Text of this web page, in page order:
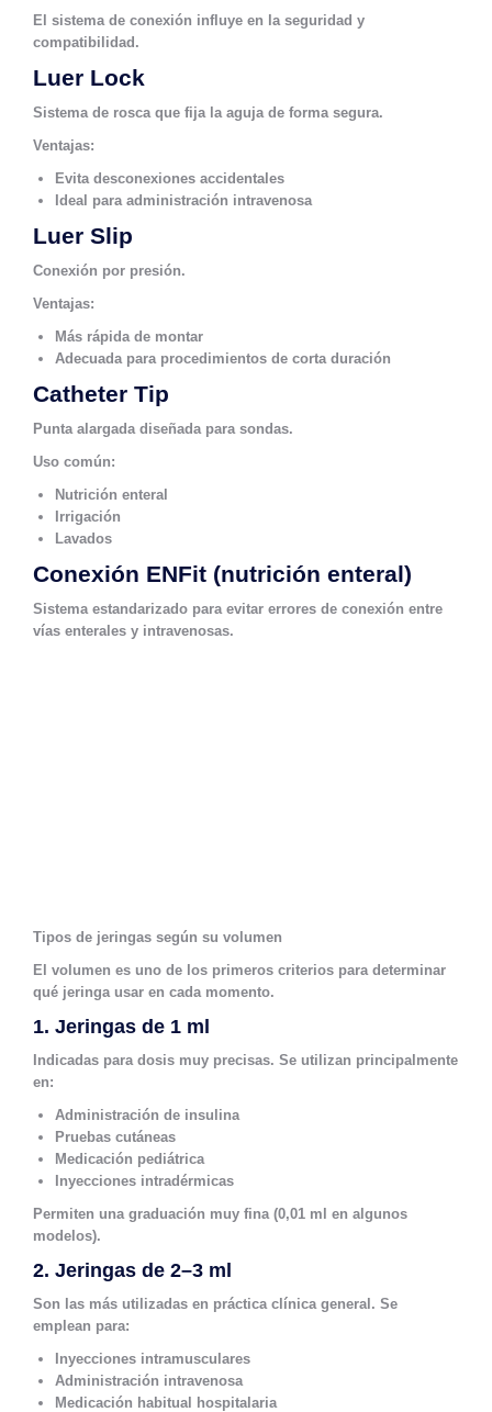
El sistema de conexión influye en la seguridad y
compatibilidad.
Luer Lock
Sistema de rosca que fija la aguja de forma segura.
Ventajas:
Evita desconexiones accidentales
Ideal para administración intravenosa
Luer Slip
Conexión por presión.
Ventajas:
Más rápida de montar
Adecuada para procedimientos de corta duración
Catheter Tip
Punta alargada diseñada para sondas.
Uso común:
Nutrición enteral
Irrigación
Lavados
Conexión ENFit (nutrición enteral)
Sistema estandarizado para evitar errores de conexión entre
vías enterales y intravenosas.
Tipos de jeringas según su volumen
El volumen es uno de los primeros criterios para determinar
qué jeringa usar en cada momento.
1. Jeringas de 1 ml
Indicadas para dosis muy precisas. Se utilizan principalmente
en:
Administración de insulina
Pruebas cutáneas
Medicación pediátrica
Inyecciones intradérmicas
Permiten una graduación muy fina (0,01 ml en algunos
modelos).
2. Jeringas de 2–3 ml
Son las más utilizadas en práctica clínica general. Se
emplean para:
Inyecciones intramusculares
Administración intravenosa
Medicación habitual hospitalaria